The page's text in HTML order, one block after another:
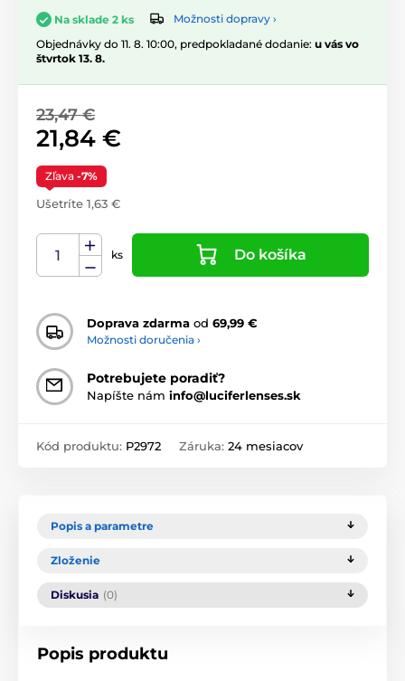
Na sklade 2 ks
Možnosti dopravy ›
Objednávky do 11. 8. 10:00, predpokladané dodanie: u vás vo
štvrtok 13. 8.
23,47 €
21,84 €
Zľava -7%
Ušetríte 1,63 €
ks Do košíka
Doprava zdarma od 69,99 €
Možnosti doručenia ›
Potrebujete poradiť?
Napíšte nám info@luciferlenses.sk
Kód produktu: P2972 Záruka: 24 mesiacov
Popis a parametre
Zloženie
Diskusia (0)
Popis produktu